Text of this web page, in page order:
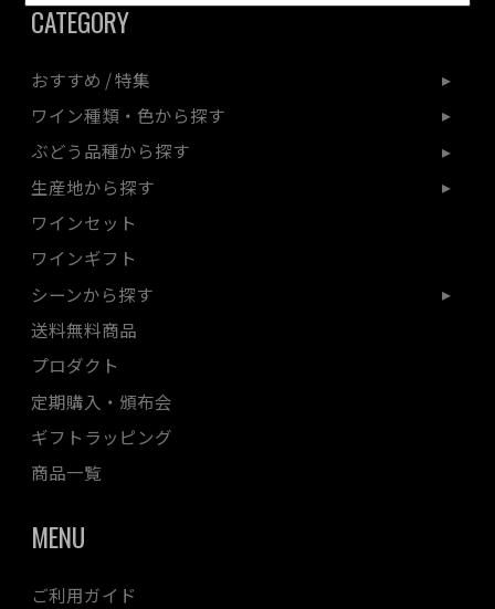
CATEGORY
おすすめ / 特集
ワイン種類・色から探す
ぶどう品種から探す
生産地から探す
ワインセット
ワインギフト
シーンから探す
送料無料商品
プロダクト
定期購入・頒布会
ギフトラッピング
商品一覧
MENU
ご利用ガイド